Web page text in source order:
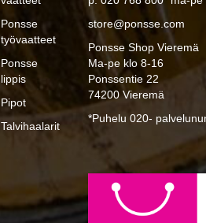
Ponsse
työvaatteet
Ponsse
lippis
Pipot
Talvihaalarit
store@ponsse.com
Ponsse Shop Vieremä
Ma-pe klo 8-16
Ponssentie 22
74200 Vieremä
*Puhelu 020-